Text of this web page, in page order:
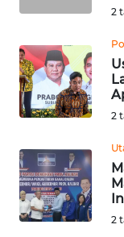
2
2
2
WN
SULBAR
WN
SUMBAR